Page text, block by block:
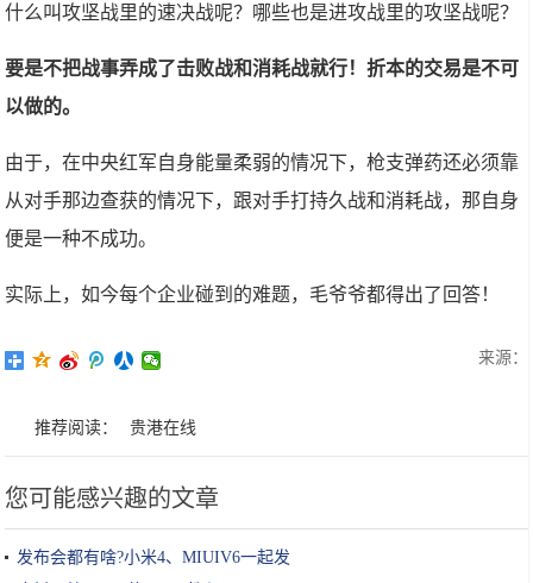
什么叫攻坚战里的速决战呢？哪些也是进攻战里的攻坚战呢？
要是不把战事弄成了击败战和消耗战就行！折本的交易是不可
以做的。
由于，在中央红军自身能量柔弱的情况下，枪支弹药还必须靠
从对手那边查获的情况下，跟对手打持久战和消耗战，那自身
便是一种不成功。
实际上，如今每个企业碰到的难题，毛爷爷都得出了回答！
来源：
推荐阅读： 贵港在线
您可能感兴趣的文章
发布会都有啥?小米4、MIUIV6一起发